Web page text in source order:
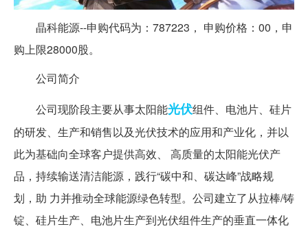
晶科能源--申购代码为：787223， 申购价格：00，申
购上限28000股。
公司简介
公司现阶段主要从事太阳能光伏组件、电池片、硅片
的研发、生产和销售以及光伏技术的应用和产业化，并以
此为基础向全球客户提供高效、 高质量的太阳能光伏产
品，持续输送清洁能源，践行“碳中和、碳达峰”战略规
划，助 力并推动全球能源绿色转型。公司建立了从拉棒/铸
锭、硅片生产、电池片生产到光伏组件生产的垂直一体化